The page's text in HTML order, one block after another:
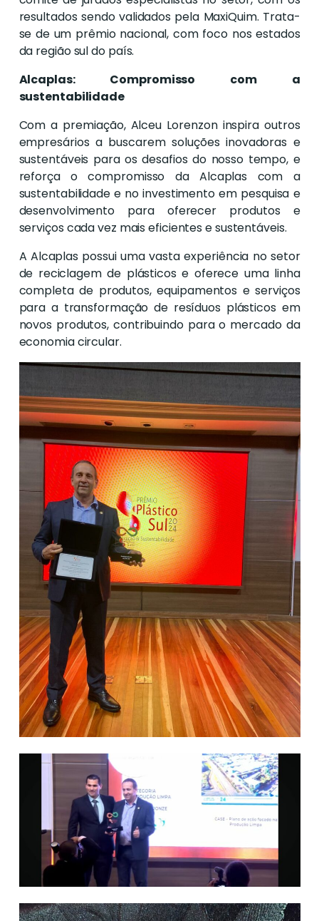
resultados sendo validados pela MaxiQuim. Trata-
se de um prêmio nacional, com foco nos estados
da região sul do país.
Alcaplas: Compromisso com a
sustentabilidade
Com a premiação, Alceu Lorenzon inspira outros
empresários a buscarem soluções inovadoras e
sustentáveis para os desafios do nosso tempo, e
reforça o compromisso da Alcaplas com a
sustentabilidade e no investimento em pesquisa e
desenvolvimento para oferecer produtos e
serviços cada vez mais eficientes e sustentáveis.
A Alcaplas possui uma vasta experiência no setor
de reciclagem de plásticos e oferece uma linha
completa de produtos, equipamentos e serviços
para a transformação de resíduos plásticos em
novos produtos, contribuindo para o mercado da
economia circular.